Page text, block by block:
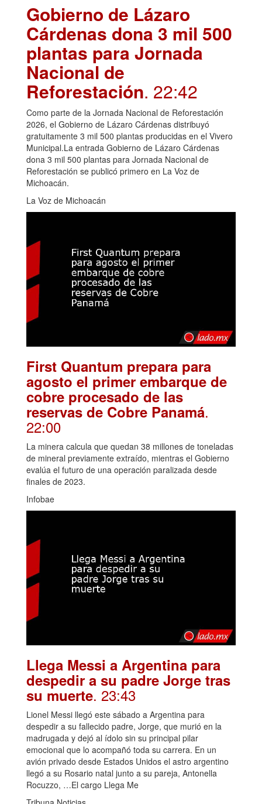
Gobierno de Lázaro
Cárdenas dona 3 mil 500
plantas para Jornada
Nacional de
Reforestación. 22:42
Como parte de la Jornada Nacional de Reforestación
2026, el Gobierno de Lázaro Cárdenas distribuyó
gratuitamente 3 mil 500 plantas producidas en el Vivero
Municipal.La entrada Gobierno de Lázaro Cárdenas
dona 3 mil 500 plantas para Jornada Nacional de
Reforestación se publicó primero en La Voz de
Michoacán.
La Voz de Michoacán
First Quantum prepara para
agosto el primer embarque de
cobre procesado de las
reservas de Cobre Panamá.
22:00
La minera calcula que quedan 38 millones de toneladas
de mineral previamente extraído, mientras el Gobierno
evalúa el futuro de una operación paralizada desde
finales de 2023.
Infobae
Llega Messi a Argentina para
despedir a su padre Jorge tras
su muerte. 23:43
Lionel Messi llegó este sábado a Argentina para
despedir a su fallecido padre, Jorge, que murió en la
madrugada y dejó al ídolo sin su principal pilar
emocional que lo acompañó toda su carrera. En un
avión privado desde Estados Unidos el astro argentino
llegó a su Rosario natal junto a su pareja, Antonella
Rocuzzo, …El cargo Llega Me